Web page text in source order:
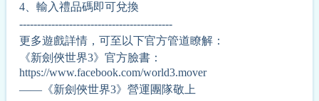
4、輸入禮品碼即可兌換
-------------------------------------------
更多遊戲詳情，可至以下官方管道瞭解：
《新劍俠世界3》官方臉書：
https://www.facebook.com/world3.mover
——《新劍俠世界3》營運團隊敬上